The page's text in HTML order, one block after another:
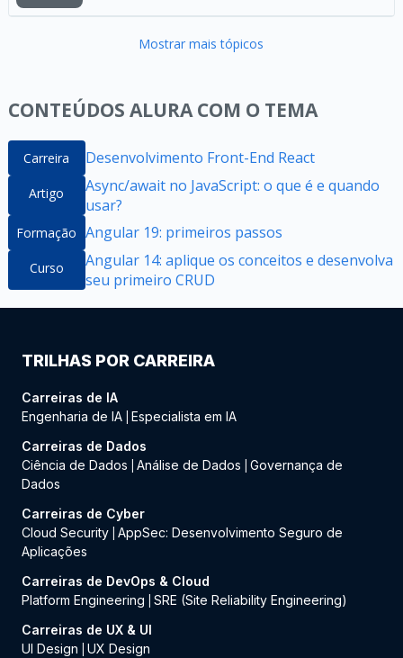
Mostrar mais tópicos
CONTEÚDOS ALURA COM O TEMA
Carreira Desenvolvimento Front-End React
Artigo
Async/await no JavaScript: o que é e quando
usar?
Formação Angular 19: primeiros passos
Curso
Angular 14: aplique os conceitos e desenvolva
seu primeiro CRUD
TRILHAS POR CARREIRA
Carreiras de IA
Engenharia de IA Especialista em IA
Carreiras de Dados
Ciência de Dados
Análise de Dados
Governança de
Dados
Carreiras de Cyber
Cloud Security AppSec: Desenvolvimento Seguro de
Aplicações
Carreiras de DevOps & Cloud
Platform Engineering
SRE (Site Reliability Engineering)
Carreiras de UX & UI
UI Design
UX Design